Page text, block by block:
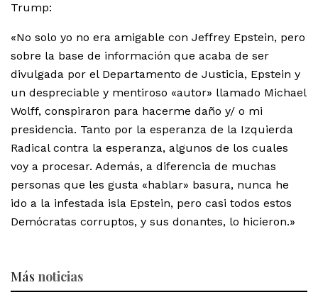
Trump:
«No solo yo no era amigable con Jeffrey Epstein, pero
sobre la base de información que acaba de ser
divulgada por el Departamento de Justicia, Epstein y
un despreciable y mentiroso «autor» llamado Michael
Wolff, conspiraron para hacerme daño y/ o mi
presidencia. Tanto por la esperanza de la Izquierda
Radical contra la esperanza, algunos de los cuales
voy a procesar. Además, a diferencia de muchas
personas que les gusta «hablar» basura, nunca he
ido a la infestada isla Epstein, pero casi todos estos
Demócratas corruptos, y sus donantes, lo hicieron.»
Más noticias